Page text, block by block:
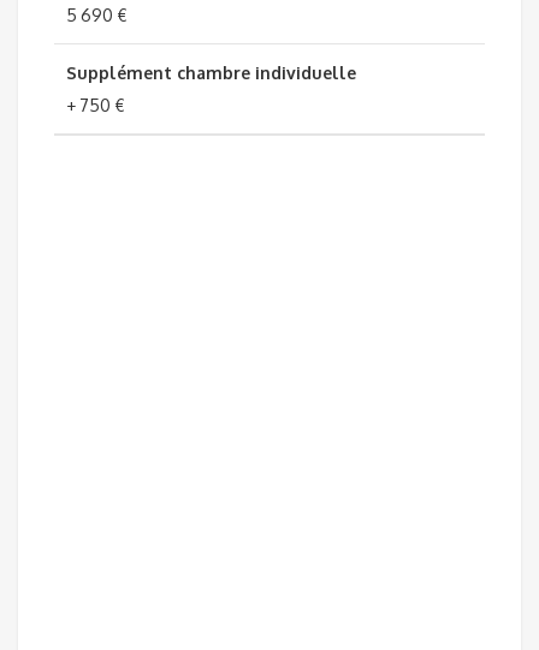
5 690 €
Supplément chambre individuelle
+ 750 €